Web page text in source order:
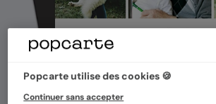
Popcarte utilise des cookies 🍪
Continuer sans accepter